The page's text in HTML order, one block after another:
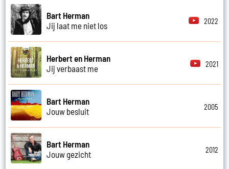
Bart Herman
Jij laat me niet los
2022
Herbert en Herman
Jij verbaast me
2021
Bart Herman
Jouw besluit
2005
Bart Herman
Jouw gezicht
2012